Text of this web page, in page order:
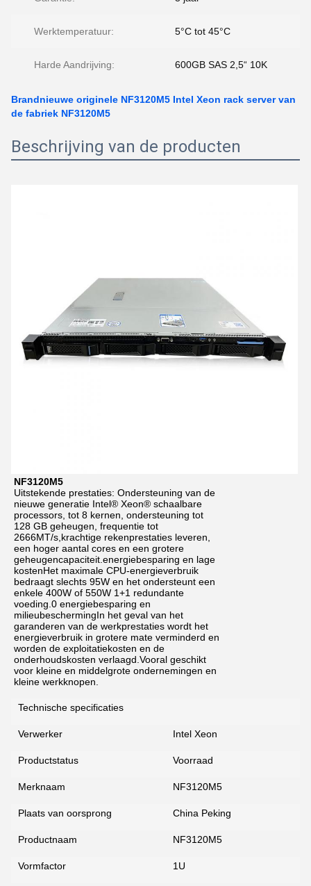
Werktemperatuur: 5°C tot 45°C
Harde Aandrijving: 600GB SAS 2,5“ 10K
Brandnieuwe originele NF3120M5 Intel Xeon rack server van
de fabriek NF3120M5
Beschrijving van de producten
NF3120M5
Uitstekende prestaties: Ondersteuning van de
nieuwe generatie Intel® Xeon® schaalbare
processors, tot 8 kernen, ondersteuning tot
128 GB geheugen, frequentie tot
2666MT/s,krachtige rekenprestaties leveren,
een hoger aantal cores en een grotere
geheugencapaciteit.energiebesparing en lage
kostenHet maximale CPU-energieverbruik
bedraagt slechts 95W en het ondersteunt een
enkele 400W of 550W 1+1 redundante
voeding.0 energiebesparing en
milieubeschermingIn het geval van het
garanderen van de werkprestaties wordt het
energieverbruik in grotere mate verminderd en
worden de exploitatiekosten en de
onderhoudskosten verlaagd.Vooral geschikt
voor kleine en middelgrote ondernemingen en
kleine werkknopen.
Technische specificaties
Verwerker Intel Xeon
Productstatus Voorraad
Merknaam NF3120M5
Plaats van oorsprong China Peking
Productnaam NF3120M5
Vormfactor 1U